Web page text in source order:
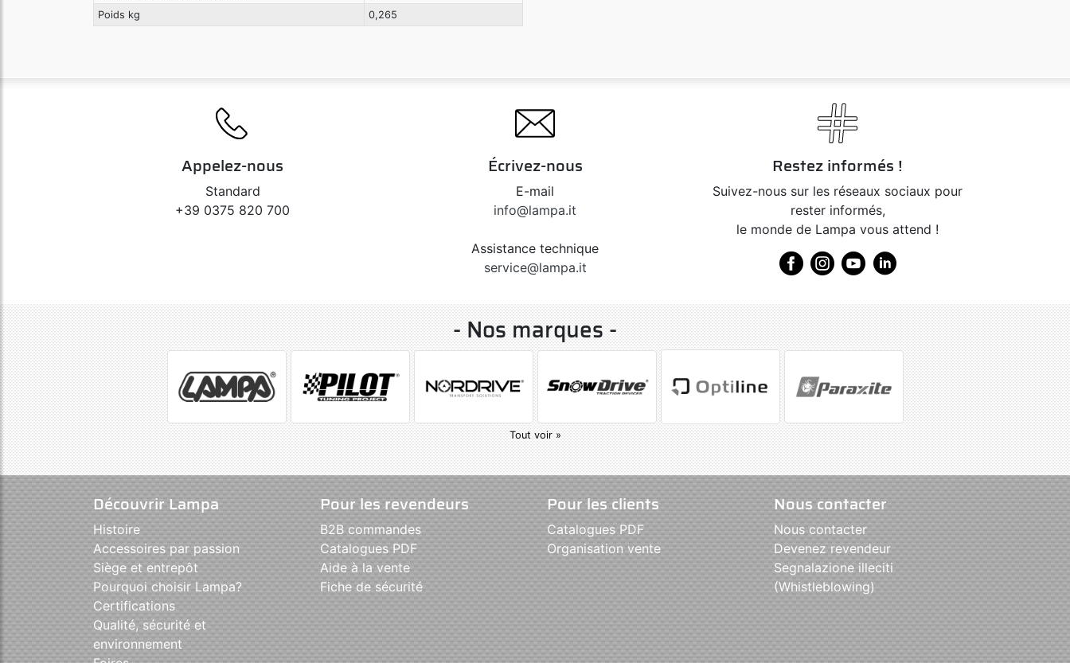
Poids kg
0,265
Appelez-nous
Standard
+39 0375 820 700
Écrivez-nous
E-mail
info@lampa.it
Assistance technique
service@lampa.it
Restez informés !
Suivez-nous sur les réseaux sociaux pour
rester informés,
le monde de Lampa vous attend !
- Nos marques -
Tout voir »
Découvrir Lampa
Histoire
Accessoires par passion
Siège et entrepôt
Pourquoi choisir Lampa?
Certifications
Qualité, sécurité et
environnement
Pour les revendeurs
B2B commandes
Catalogues PDF
Aide à la vente
Fiche de sécurité
Pour les clients
Catalogues PDF
Organisation vente
Nous contacter
Nous contacter
Devenez revendeur
Segnalazione illeciti
(Whistleblowing)